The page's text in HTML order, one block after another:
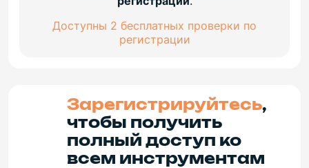
Доступны 2 бесплатных проверки по
регистрации
Зарегистрируйтесь,
чтобы получить
полный доступ ко
всем инструментам